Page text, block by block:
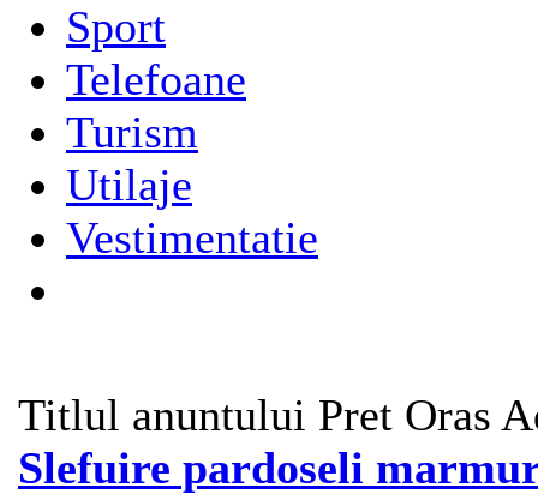
Sport
Telefoane
Turism
Utilaje
Vestimentatie
Titlul anuntului Pret Oras
Slefuire pardoseli